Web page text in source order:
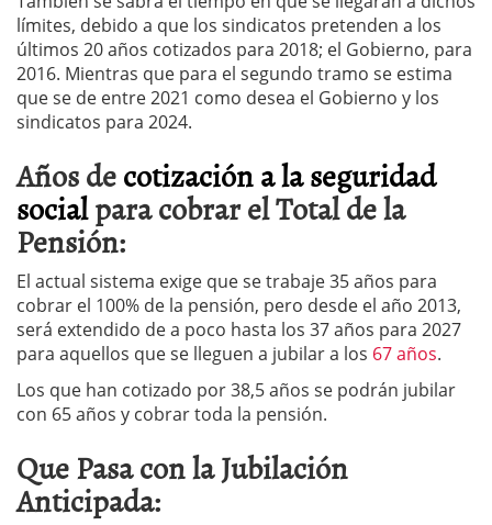
límites, debido a que los sindicatos pretenden a los
últimos 20 años cotizados para 2018; el Gobierno, para
2016. Mientras que para el segundo tramo se estima
que se de entre 2021 como desea el Gobierno y los
sindicatos para 2024.
Años decotización a la seguridad
socialpara cobrar el Total de la
Pensión:
El actual sistema exige que se trabaje 35 años para
cobrar el 100% de la pensión, pero desde el año 2013,
será extendido de a poco hasta los 37 años para 2027
para aquellos que se lleguen a jubilar a los 67 años.
Los que han cotizado por 38,5 años se podrán jubilar
con 65 años y cobrar toda la pensión.
Que Pasa con la Jubilación
Anticipada: